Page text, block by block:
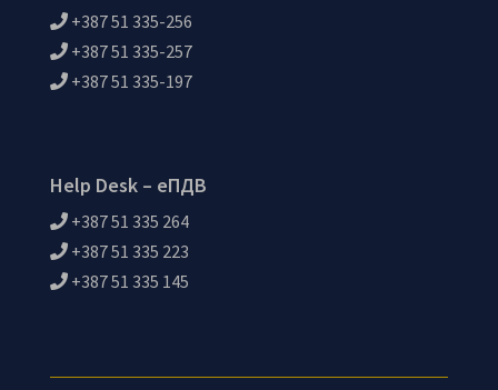
+387 51 335-256
+387 51 335-257
+387 51 335-197
Help Desk – еПДВ
+387 51 335 264
+387 51 335 223
+387 51 335 145